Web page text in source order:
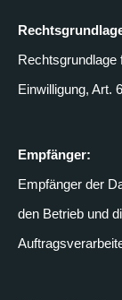
Rechtsgrundlage
Einwilligung, Art.
Empfänger:
Empfänger der
den Betrieb und